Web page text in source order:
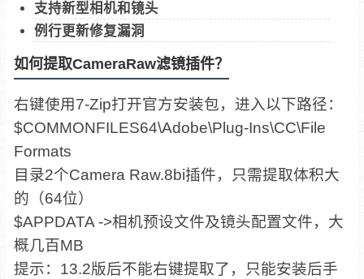
支持新型相机和镜头
例行更新修复漏洞
如何提取CameraRaw滤镜插件？
右键使用7-Zip打开官方安装包，进入以下路径：
$COMMONFILES64\Adobe\Plug-Ins\CC\File
Formats
目录2个Camera Raw.8bi插件，只需提取体积大
的（64位）
$APPDATA ->相机预设文件及镜头配置文件，大
概几百MB
提示：13.2版后不能右键提取了，只能安装后手